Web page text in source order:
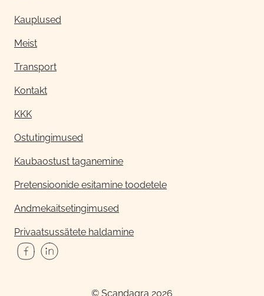
Kauplused
Meist
Transport
Kontakt
KKK
Ostutingimused
Kaubaostust taganemine
Pretensioonide esitamine toodetele
Andmekaitsetingimused
Privaatsussätete haldamine
© Scandagra 2026